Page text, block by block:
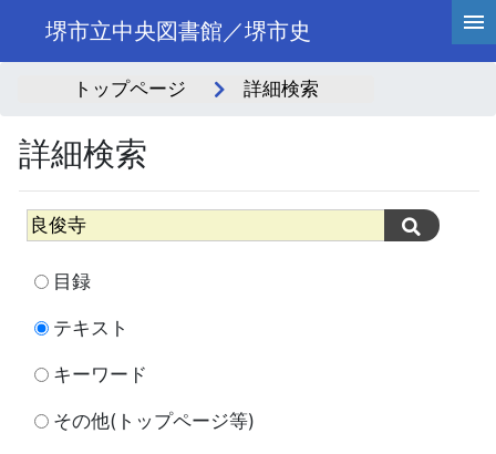
堺市立中央図書館／堺市史
トップページ 詳細検索
詳細検索
目録
テキスト
キーワード
その他(トップページ等)